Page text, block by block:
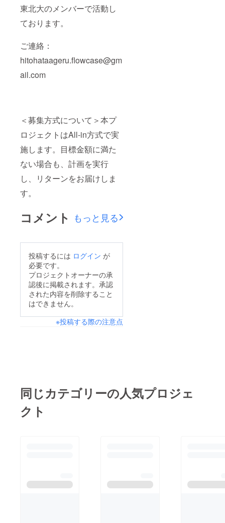
東北大のメンバーで活動し
ております。
ご連絡：
hitohataageru.flowcase@gm
ail.com
＜募集方式について＞本プ
ロジェクトはAll-in方式で実
施します。目標金額に満た
ない場合も、計画を実行
し、リターンをお届けしま
す。
コメント もっと見る
投稿するには ログイン が
必要です。
プロジェクトオーナーの承
認後に掲載されます。承認
された内容を削除すること
はできません。
※投稿する際の注意点
同じカテゴリーの人気プロジェ
クト